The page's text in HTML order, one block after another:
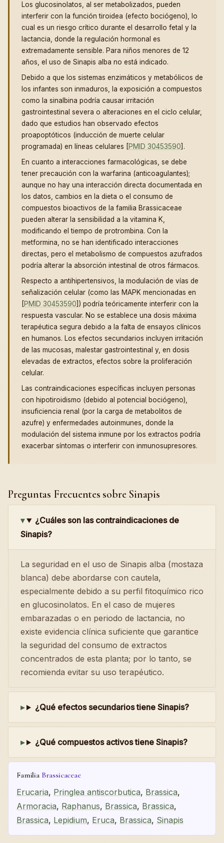
Los glucosinolatos, al ser metabolizados, pueden
interferir con la función tiroidea (efecto bociógeno), lo
cual es un riesgo crítico durante el desarrollo fetal y la
lactancia, donde la regulación hormonal es
extremadamente sensible. Para niños menores de 12
años, el uso de Sinapis alba no está indicado.
Debido a que los sistemas enzimáticos y metabólicos de
los infantes son inmaduros, la exposición a compuestos
como la sinalbina podría causar irritación
gastrointestinal severa o alteraciones en el ciclo celular,
dado que estudios han observado efectos
proapoptóticos (inducción de muerte celular
programada) en líneas celulares [PMID 30453590].
En cuanto a interacciones farmacológicas, se debe
tener precaución con la warfarina (anticoagulantes);
aunque no hay una interacción directa documentada en
los datos, cambios en la dieta o el consumo de
compuestos bioactivos de la familia Brassicaceae
pueden alterar la sensibilidad a la vitamina K,
modificando el tiempo de protrombina. Con la
metformina, no se han identificado interacciones
directas, pero el metabolismo de compuestos azufrados
podría alterar la absorción intestinal de otros fármacos.
Respecto a antihipertensivos, la modulación de vías de
señalización celular (como las MAPK mencionadas en
[PMID 30453590]) podría teóricamente interferir con la
respuesta vascular. No se establece una dosis máxima
terapéutica segura debido a la falta de ensayos clínicos
en humanos. Los efectos secundarios incluyen irritación
de las mucosas, malestar gastrointestinal y, en dosis
elevadas de extractos, efectos sobre la proliferación
celular.
Las contraindicaciones específicas incluyen personas
con hipotiroidismo (debido al potencial bociógeno),
insuficiencia renal (por la carga de metabolitos de
azufre) y enfermedades autoinmunes, donde la
modulación del sistema inmune por los extractos podría
exacerbar síntomas o interferir con inmunosupresores.
Preguntas Frecuentes sobre Sinapis
¿Cuáles son las contraindicaciones de
Sinapis?
La seguridad en el uso de Sinapis alba (mostaza
blanca) debe abordarse con cautela,
especialmente debido a su perfil fitoquímico rico
en glucosinolatos. En el caso de mujeres
embarazadas o en periodo de lactancia, no
existe evidencia clínica suficiente que garantice
la seguridad del consumo de extractos
concentrados de esta planta; por lo tanto, se
recomienda evitar su uso terapéutico.
¿Qué efectos secundarios tiene Sinapis?
¿Qué compuestos activos tiene Sinapis?
Familia Brassicaceae
Erucaria, Pringlea antiscorbutica, Brassica,
Armoracia, Raphanus, Brassica, Brassica,
Brassica, Lepidium, Eruca, Brassica, Sinapis